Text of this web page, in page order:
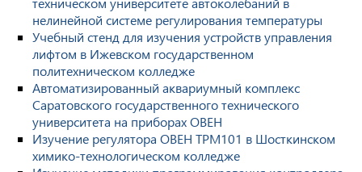
нелинейной системе регулирования температуры
Учебный стенд для изучения устройств управления
лифтом в Ижевском государственном
политехническом колледже
Автоматизированный аквариумный комплекс
Саратовского государственного технического
университета на приборах ОВЕН
Изучение регулятора ОВЕН ТРМ101 в Шосткинском
химико-технологическом колледже